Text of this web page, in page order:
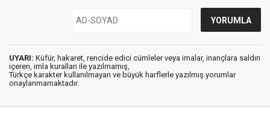
UYARI: Küfür, hakaret, rencide edici cümleler veya imalar, inançlara saldırı
içeren, imla kuralları ile yazılmamış,
Türkçe karakter kullanılmayan ve büyük harflerle yazılmış yorumlar
onaylanmamaktadır.